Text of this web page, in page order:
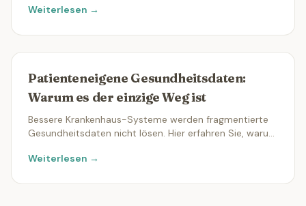
sollten.
Weiterlesen →
Patienteneigene Gesundheitsdaten:
Warum es der einzige Weg ist
Bessere Krankenhaus-Systeme werden fragmentierte
Gesundheitsdaten nicht lösen. Hier erfahren Sie, warum
echte Lösung ist.
Weiterlesen →